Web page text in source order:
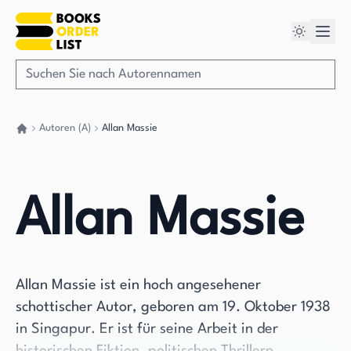
Autoren (A) Allan Massie
Allan Massie
Allan Massie ist ein hoch angesehener
schottischer Autor, geboren am 19. Oktober 1938
in Singapur. Er ist für seine Arbeit in der